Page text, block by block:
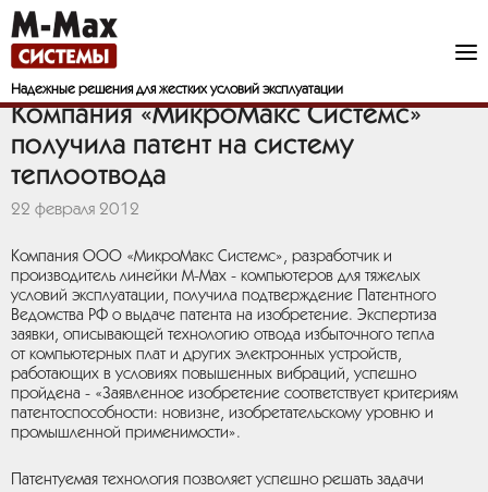
Надежные решения для жестких условий эксплуатации
Компания «МикроМакс Системс»
получила патент на систему
теплоотвода
22 февраля 2012
Компания ООО «МикроМакс Системс», разработчик и
производитель линейки M-Max - компьютеров для тяжелых
условий эксплуатации, получила подтверждение Патентного
Ведомства РФ о выдаче патента на изобретение. Экспертиза
заявки, описывающей технологию отвода избыточного тепла
от компьютерных плат и других электронных устройств,
работающих в условиях повышенных вибраций, успешно
пройдена - «Заявленное изобретение соответствует критериям
патентоспособности: новизне, изобретательскому уровню и
промышленной применимости».
Патентуемая технология позволяет успешно решать задачи